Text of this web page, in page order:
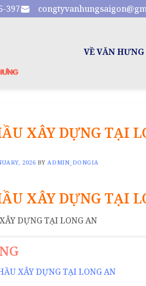
397
VỀ VĂN HƯNG
XÂY DỰNG TẠI
2026 BYADMIN_DONGIA
XÂY DỰNG TẠI
DỰNG TẠI LONG AN
XÂY DỰNG TẠI LONG AN